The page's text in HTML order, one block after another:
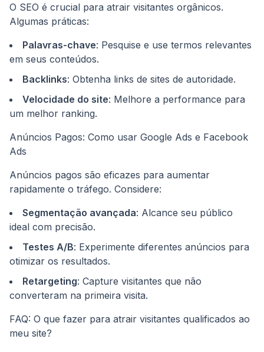
O SEO é crucial para atrair visitantes orgânicos.
Algumas práticas:
Palavras-chave: Pesquise e use termos relevantes
em seus conteúdos.
Backlinks: Obtenha links de sites de autoridade.
Velocidade do site: Melhore a performance para
um melhor ranking.
Anúncios Pagos: Como usar Google Ads e Facebook
Ads
Anúncios pagos são eficazes para aumentar
rapidamente o tráfego. Considere:
Segmentação avançada: Alcance seu público
ideal com precisão.
Testes A/B: Experimente diferentes anúncios para
otimizar os resultados.
Retargeting: Capture visitantes que não
converteram na primeira visita.
FAQ: O que fazer para atrair visitantes qualificados ao
meu site?